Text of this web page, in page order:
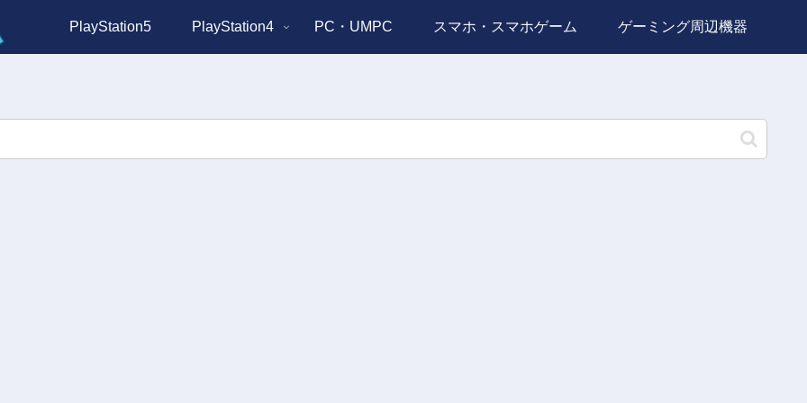
PlayStation5 PlayStation4 PC・UMPC スマホ・スマホゲーム ゲーミング周辺機器